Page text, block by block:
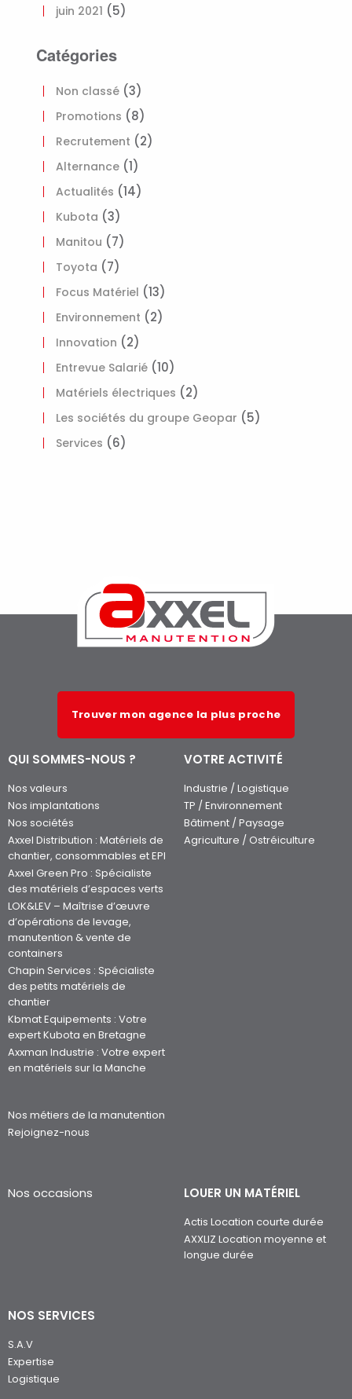
juin 2021 (5)
Catégories
Non classé (3)
Promotions (8)
Recrutement (2)
Alternance (1)
Actualités (14)
Kubota (3)
Manitou (7)
Toyota (7)
Focus Matériel (13)
Environnement (2)
Innovation (2)
Entrevue Salarié (10)
Matériels électriques (2)
Les sociétés du groupe Geopar (5)
Services (6)
Trouver mon agence la plus proche
QUI SOMMES-NOUS ?
Nos valeurs
Nos implantations
Nos sociétés
Axxel Distribution : Matériels de
chantier, consommables et EPI
Axxel Green Pro : Spécialiste
des matériels d’espaces verts
LOK&LEV – Maîtrise d’œuvre
d’opérations de levage,
manutention & vente de
containers
Chapin Services : Spécialiste
des petits matériels de
chantier
Kbmat Equipements : Votre
expert Kubota en Bretagne
Axxman Industrie : Votre expert
en matériels sur la Manche
Nos métiers de la manutention
Rejoignez-nous
VOTRE ACTIVITÉ
Industrie / Logistique
TP / Environnement
Bâtiment / Paysage
Agriculture / Ostréiculture
Nos occasions LOUER UN MATÉRIEL
Actis Location courte durée
AXXLIZ Location moyenne et
longue durée
NOS SERVICES
S.A.V
Expertise
Logistique